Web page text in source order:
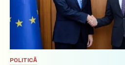
POLITICĂ